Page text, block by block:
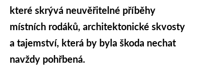
které skrývá neuvěřitelné příběhy
místních rodáků, architektonické skvosty
a tajemství, která by byla škoda nechat
navždy pohřbená.